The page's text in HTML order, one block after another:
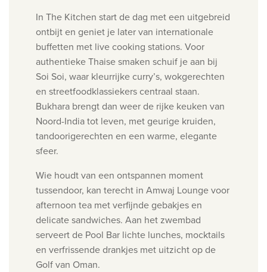
In The Kitchen start de dag met een uitgebreid
ontbijt en geniet je later van internationale
buffetten met live cooking stations. Voor
authentieke Thaise smaken schuif je aan bij
Soi Soi, waar kleurrijke curry’s, wokgerechten
en streetfoodklassiekers centraal staan.
Bukhara brengt dan weer de rijke keuken van
Noord-India tot leven, met geurige kruiden,
tandoorigerechten en een warme, elegante
sfeer.
Wie houdt van een ontspannen moment
tussendoor, kan terecht in Amwaj Lounge voor
afternoon tea met verfijnde gebakjes en
delicate sandwiches. Aan het zwembad
serveert de Pool Bar lichte lunches, mocktails
en verfrissende drankjes met uitzicht op de
Golf van Oman.